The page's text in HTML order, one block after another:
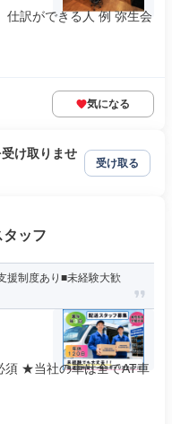
仕訳ができる人 例 弥生会
気になる
け取りませ
受け取る
ッフ
援制度あり■未経験大歓
須 ★当社の車は全てAT車